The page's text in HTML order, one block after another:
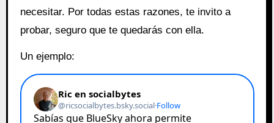
necesitar. Por todas estas razones, te invito a
probar, seguro que te quedarás con ella.
Un ejemplo: